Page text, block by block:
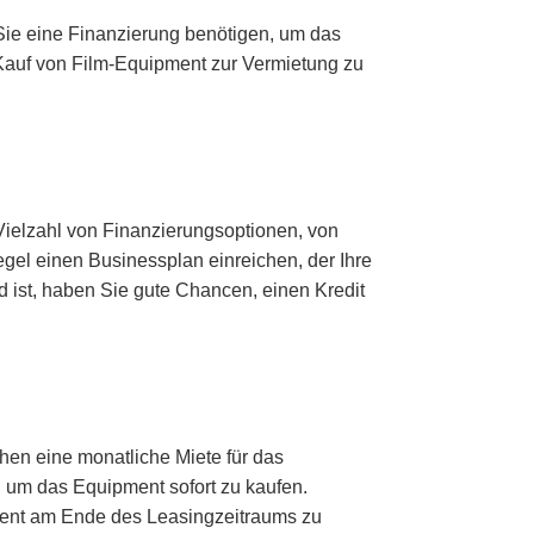
eine Finanzierung benötigen, um das
von Film-Equipment zur Vermietung zu
von Finanzierungsoptionen, von
einen Businessplan einreichen, der Ihre
ist, haben Sie gute Chancen, einen Kredit
eine monatliche Miete für das
das Equipment sofort zu kaufen.
am Ende des Leasingzeitraums zu